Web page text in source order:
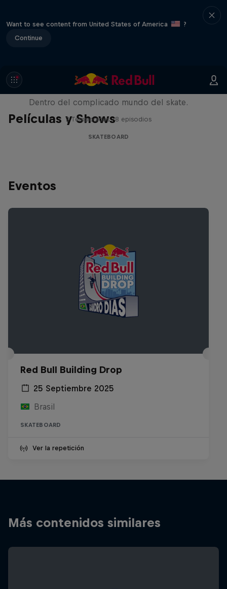
Want to see content from United States of America
?
Continue
Películas y Shows
Pushing Forward
Dentro del complicado mundo del skate.
2 Temporadas · 8 episodios
SKATEBOARD
Eventos
Red Bull Building Drop
25 Septiembre 2025
Brasil
SKATEBOARD
Ver la repetición
Más contenidos similares